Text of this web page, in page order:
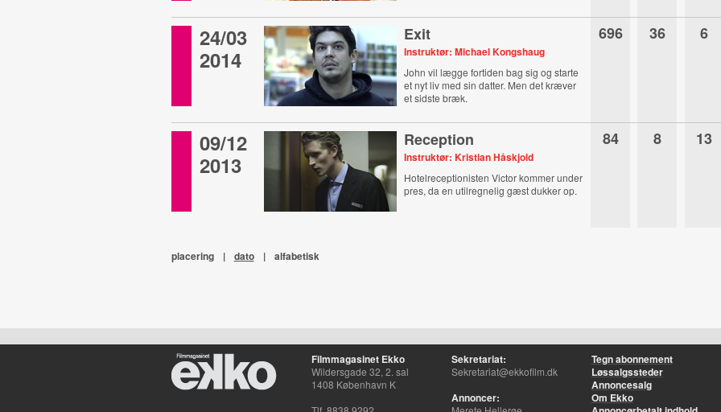
24/03
2014
Exit
Instruktør: Michael Kongshaug
John vil lægge fortiden bag sig og starte
et nyt liv med sin datter. Men det kræver
et sidste bræk.
696 36 6
09/12
2013
Reception
Instruktør: Kristian Håskjold
Hotelreceptionisten Victor kommer under
pres, da en utilregnelig gæst dukker op.
84 8 13
placering | dato | alfabetisk
Filmmagasinet Ekko
Wildersgade 32, 2. sal
1408 København K
Sekretariat:
Sekretariat@ekkofilm.dk
Annoncer:
Tegn abonnement
Løssalgssteder
Annoncesalg
Om Ekko